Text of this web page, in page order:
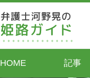
HOME 記事